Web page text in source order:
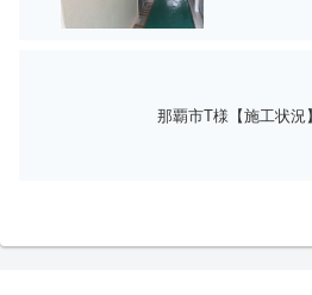
那覇市T様【施工状況】